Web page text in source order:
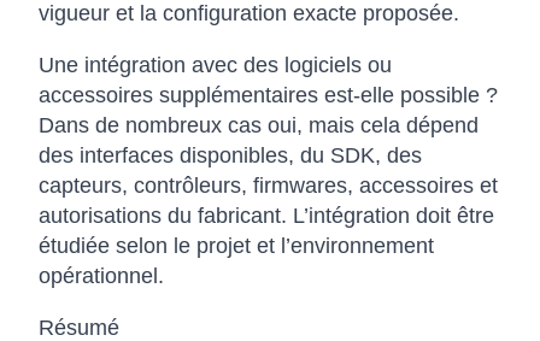
vigueur et la configuration exacte proposée.
Une intégration avec des logiciels ou
accessoires supplémentaires est-elle possible ?
Dans de nombreux cas oui, mais cela dépend
des interfaces disponibles, du SDK, des
capteurs, contrôleurs, firmwares, accessoires et
autorisations du fabricant. L’intégration doit être
étudiée selon le projet et l’environnement
opérationnel.
Résumé